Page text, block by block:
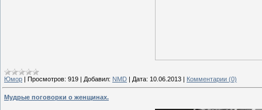
Юмор | Просмотров: 919 | Добавил: NMD | Дата: 10.06.2013 | Комментарии (0)
Мудрые поговорки о женщинах.